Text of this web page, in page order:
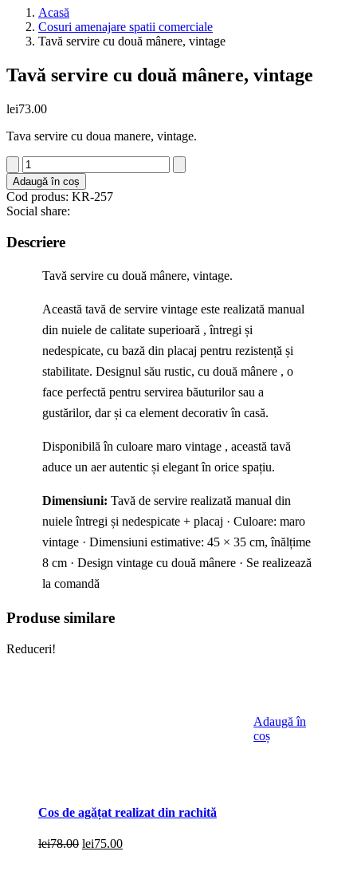
Acasă
Cosuri amenajare spatii comerciale
Tavă servire cu două mânere, vintage
Tavă servire cu două mânere, vintage
lei73.00
Tava servire cu doua manere, vintage.
Cantitate
Tavă
servire
cu
două
mânere,
vintage
Adaugă în coș
Cod produs: KR-257
Social share:
Descriere
Tavă servire cu două mânere, vintage.
Această tavă de servire vintage este realizată manual
din nuiele de calitate superioară , întregi și
nedespicate, cu bază din placaj pentru rezistență și
stabilitate. Designul său rustic, cu două mânere , o
face perfectă pentru servirea băuturilor sau a
gustărilor, dar și ca element decorativ în casă.
Disponibilă în culoare maro vintage , această tavă
aduce un aer autentic și elegant în orice spațiu.
Dimensiuni: Tavă de servire realizată manual din
nuiele întregi și nedespicate + placaj · Culoare: maro
vintage · Dimensiuni estimative: 45 × 35 cm, înălțime
8 cm · Design vintage cu două mânere · Se realizează
la comandă
Produse similare
Reduceri!
Adaugă în
coș
Cos de agățat realizat din rachită
lei78.00 Prețul
lei75.00Prețul